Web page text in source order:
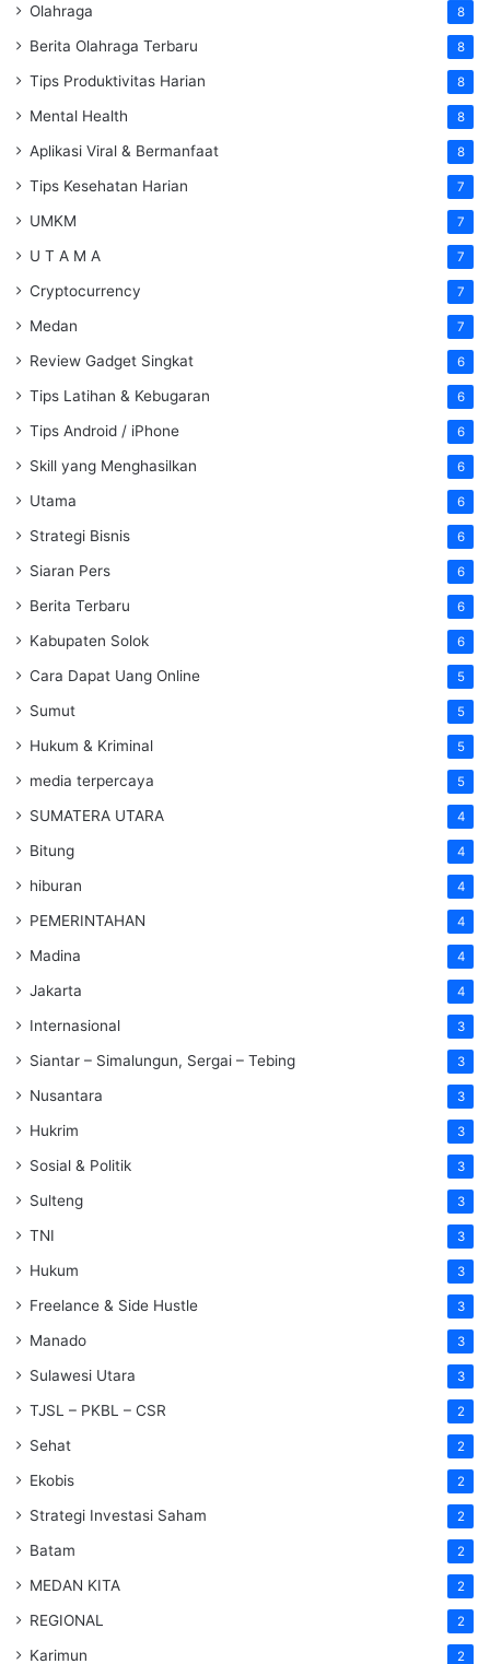
Olahraga 8
Berita Olahraga Terbaru 8
Tips Produktivitas Harian 8
Mental Health 8
Aplikasi Viral & Bermanfaat 8
Tips Kesehatan Harian 7
UMKM 7
U T A M A 7
Cryptocurrency 7
Medan 7
Review Gadget Singkat 6
Tips Latihan & Kebugaran 6
Tips Android / iPhone 6
Skill yang Menghasilkan 6
Utama 6
Strategi Bisnis 6
Siaran Pers 6
Berita Terbaru 6
Kabupaten Solok 6
Cara Dapat Uang Online 5
Sumut 5
Hukum & Kriminal 5
media terpercaya 5
SUMATERA UTARA 4
Bitung 4
hiburan 4
PEMERINTAHAN 4
Madina 4
Jakarta 4
Internasional 3
Siantar – Simalungun, Sergai – Tebing 3
Nusantara 3
Hukrim 3
Sosial & Politik 3
Sulteng 3
TNI 3
Hukum 3
Freelance & Side Hustle 3
Manado 3
Sulawesi Utara 3
TJSL – PKBL – CSR 2
Sehat 2
Ekobis 2
Strategi Investasi Saham 2
Batam 2
MEDAN KITA 2
REGIONAL 2
Karimun 2